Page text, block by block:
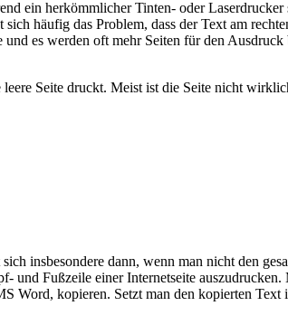
ein herkömmlicher Tinten- oder
häufig das Problem, dass der Text am
es werden oft mehr Seiten für den
Seite druckt. Meist ist die Seite nicht
insbesondere dann, wenn man nicht den
Fußzeile einer Internetseite
Word, kopieren. Setzt man den kopierten